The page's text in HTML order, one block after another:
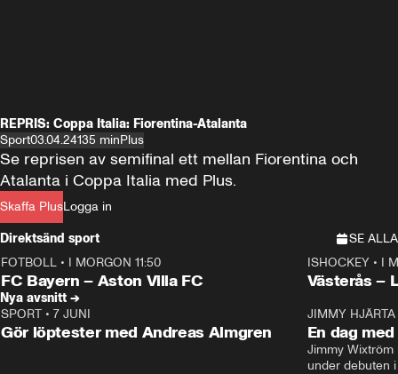
REPRIS: Coppa Italia: Fiorentina-Atalanta
Sport03.04.24135 minPlus
Skaffa PlusLogga in
Se reprisen av semifinal ett mellan Fiorentina och
Atalanta i Coppa Italia med Plus.
Direktsänd sport
SE ALLA
Plus
FOTBOLL • I MORGON 11:50
FC Bayern – Aston Villa FC
Plus
ISHOCKEY• I
Västerås –
Nya avsnitt →
SPORT • 7 JUNI
Gör löptester med Andreas Almgren
JIMMY
En dag
Jimmy
under debuten